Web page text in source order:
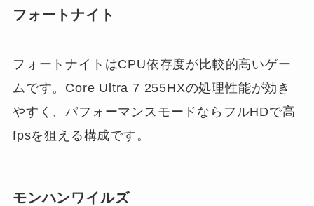
フォートナイト
フォートナイトはCPU依存度が比較的高いゲー
ムです。Core Ultra 7 255HXの処理性能が効き
やすく、パフォーマンスモードならフルHDで高
fpsを狙える構成です。
モンハンワイルズ